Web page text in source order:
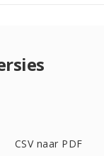
CSV naar PDF